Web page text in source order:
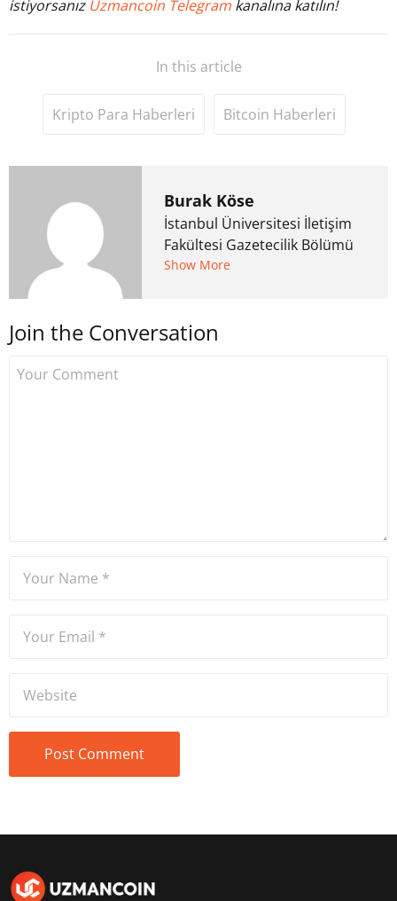
istiyorsanız Uzmancoin Telegram kanalına katılın!
In this article
Kripto Para Haberleri Bitcoin Haberleri
Burak Köse
İstanbul Üniversitesi İletişim
Fakültesi Gazetecilik Bölümü
mezunu. 6 yıl ana akım
kurdu. 2017'nin Mayıs ayından
Show More
Join the Conversation